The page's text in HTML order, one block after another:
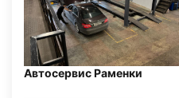
Автосервис Раменки